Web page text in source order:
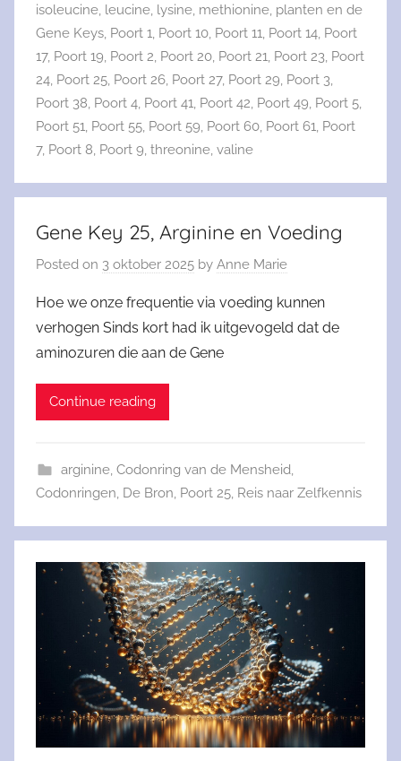
isoleucine, leucine, lysine, methionine, planten en de
Gene Keys, Poort 1, Poort 10, Poort 11, Poort 14, Poort
17, Poort 19, Poort 2, Poort 20, Poort 21, Poort 23, Poort
24, Poort 25, Poort 26, Poort 27, Poort 29, Poort 3,
Poort 38, Poort 4, Poort 41, Poort 42, Poort 49, Poort 5,
Poort 51, Poort 55, Poort 59, Poort 60, Poort 61, Poort
7, Poort 8, Poort 9, threonine, valine
Gene Key 25, Arginine en Voeding
Posted on 3 oktober 2025 by Anne Marie
Hoe we onze frequentie via voeding kunnen
verhogen Sinds kort had ik uitgevogeld dat de
aminozuren die aan de Gene
Continue reading
arginine, Codonring van de Mensheid,
Codonringen, De Bron, Poort 25, Reis naar Zelfkennis